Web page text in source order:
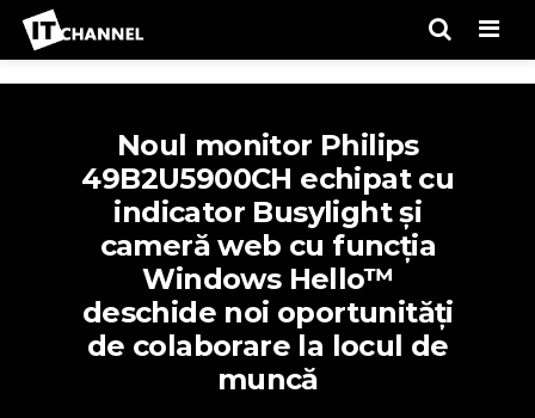
Noul monitor Philips
49B2U5900CH echipat cu
indicator Busylight și
cameră web cu funcția
Windows Hello™
deschide noi oportunități
de colaborare la locul de
muncă